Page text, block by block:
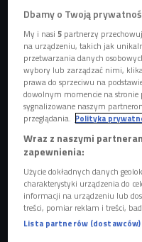
Zdjęcie ilustracyjne Foto: Nejron
Dbamy o Twoją
My i nasi5 partnerzy
na urządzeniu, takich jak
przetwarzania danych
wybory lub zarządzać nimi,
prawa do sprzeciwu na
dowolnym momencie na
sygnalizowane naszym
przeglądania. Polityka
Wraz z naszymi
zapewnienia:
Użycie dokładnych danych
charakterystyki urządzenia do
informacji na urządzeniu lub
treści, pomiar reklam i treści,
Lista partnerów (dostawców)